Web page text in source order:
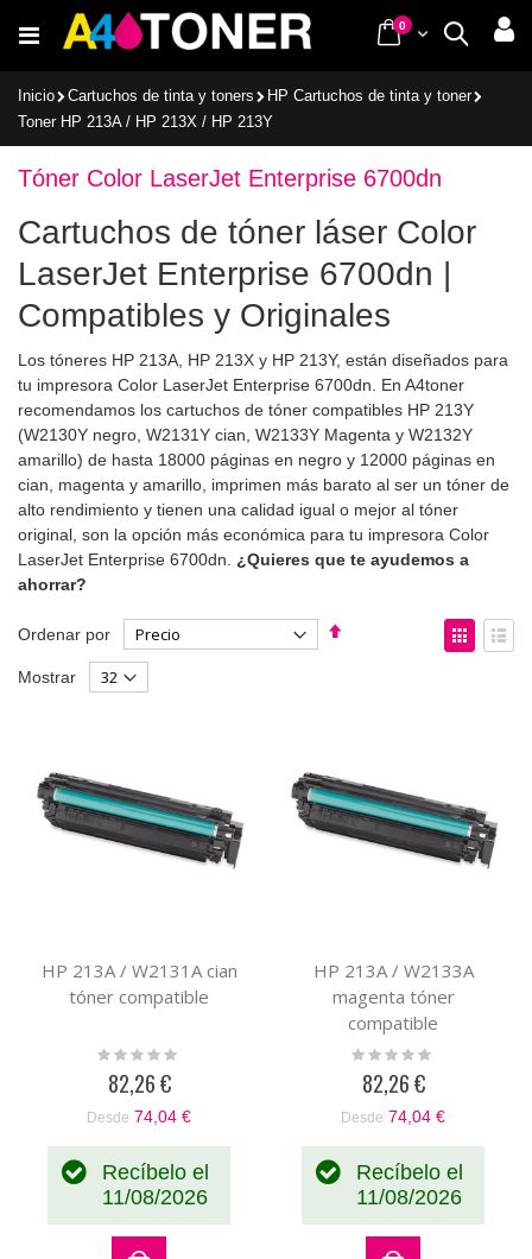
al
Buscar
Cart
0items
Inicio Cartuchos de tinta y toners
HP Cartuchos de tinta y toner
Toner HP 213A / HP 213X / HP 213Y
Tóner Color LaserJet Enterprise 6700dn
Cartuchos de tóner láser Color
LaserJet Enterprise 6700dn |
Compatibles y Originales
Los tóneres HP 213A, HP 213X y HP 213Y, están diseñados para
tu impresora Color LaserJet Enterprise 6700dn. En A4toner
recomendamos los cartuchos de tóner compatibles HP 213Y
(W2130Y negro, W2131Y cian, W2133Y Magenta y W2132Y
amarillo) de hasta 18000 páginas en negro y 12000 páginas en
cian, magenta y amarillo, imprimen más barato al ser un tóner de
alto rendimiento y tienen una calidad igual o mejor al tóner
original, son la opción más económica para tu impresora Color
LaserJet Enterprise 6700dn.
¿Quieres que te ayudemos a
ahorrar?
Ordenar por
Fijar
Ver
como
Mostrar
HP 213A / W2131A cian
tóner compatible
Rating:
82,26 €
Desde 74,04 €
Recíbelo el
11/08/2026
HP 213A / W2133A
magenta tóner
compatible
Rating:
82,26 €
Desde 74,04 €
Recíbelo el
11/08/2026